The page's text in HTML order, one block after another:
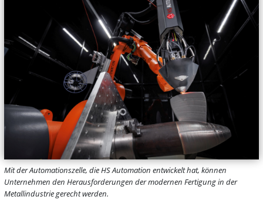
Mit der Automationszelle, die HS Automation entwickelt hat, können
Unternehmen den Herausforderungen der modernen Fertigung in der
Metallindustrie gerecht werden.